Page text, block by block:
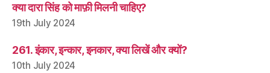
क्या दारा सिंह को माफ़ी मिलनी चाहिए?
19th July 2024
261. इंकार, इन्कार, इनकार, क्या लिखें और क्यों?
10th July 2024